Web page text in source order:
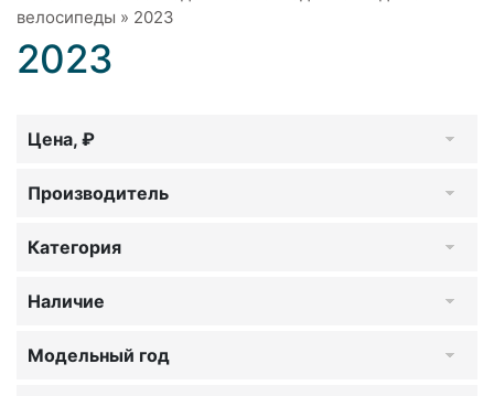
велосипеды » 2023
2023
Цена, ₽
Производитель
Категория
Наличие
Модельный год